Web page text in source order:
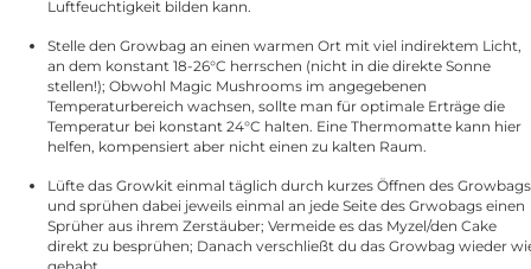
Luftfeuchtigkeit bilden kann.
Stelle den Growbag an einen warmen Ort mit viel indirektem Licht,
an dem konstant 18-26°C herrschen (nicht in die direkte Sonne
stellen!); Obwohl Magic Mushrooms im angegebenen
Temperaturbereich wachsen, sollte man für optimale Erträge die
Temperatur bei konstant 24°C halten. Eine Thermomatte kann hier
helfen, kompensiert aber nicht einen zu kalten Raum.
Lüfte das Growkit einmal täglich durch kurzes Öffnen des Growbags
und sprühen dabei jeweils einmal an jede Seite des Grwobags einen
Sprüher aus ihrem Zerstäuber; Vermeide es das Myzel/den Cake
direkt zu besprühen; Danach verschließt du das Growbag wieder